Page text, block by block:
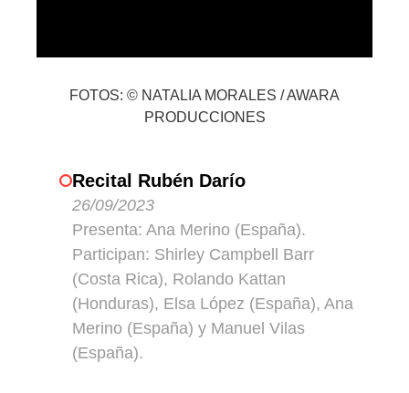
FOTOS: © NATALIA MORALES / AWARA
PRODUCCIONES
Recital Rubén Darío
26/09/2023
Presenta: Ana Merino (España).
Participan: Shirley Campbell Barr
(Costa Rica), Rolando Kattan
(Honduras), Elsa López (España), Ana
Merino (España) y Manuel Vilas
(España).